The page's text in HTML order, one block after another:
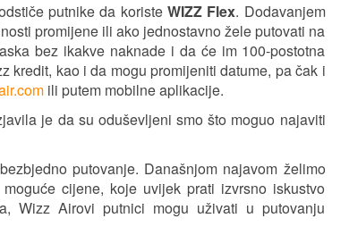
putnike da koriste WIZZ Flex. Dodavanjem
promijene ili ako jednostavno žele putovati na
bez ikakve naknade i da će im 100-postotna
kredit, kao i da mogu promijeniti datume, pa čak i
ili putem mobilne aplikacije.
je da su oduševljeni smo što moguo najaviti
putovanje. Današnjom najavom želimo
cijene, koje uvijek prati izvrsno iskustvo
Wizz Airovi putnici mogu uživati u putovanju